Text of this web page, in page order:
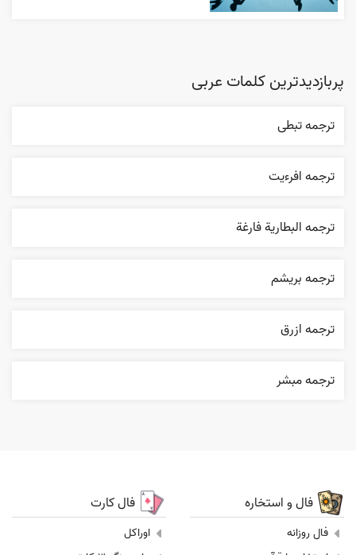
پربازدیدترین کلمات عربی
ترجمه تبطی
ترجمه افرءيت
ترجمه البطارية فارغة
ترجمه بریشم
ترجمه ازرق
ترجمه مبشر
فال و استخاره
فال روزانه
فال کارت
اوراکل